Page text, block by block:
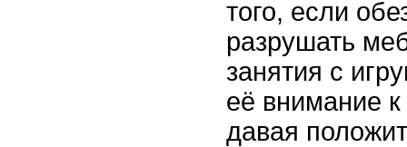
того, если
разрушать
занятия с
её внимание
давая